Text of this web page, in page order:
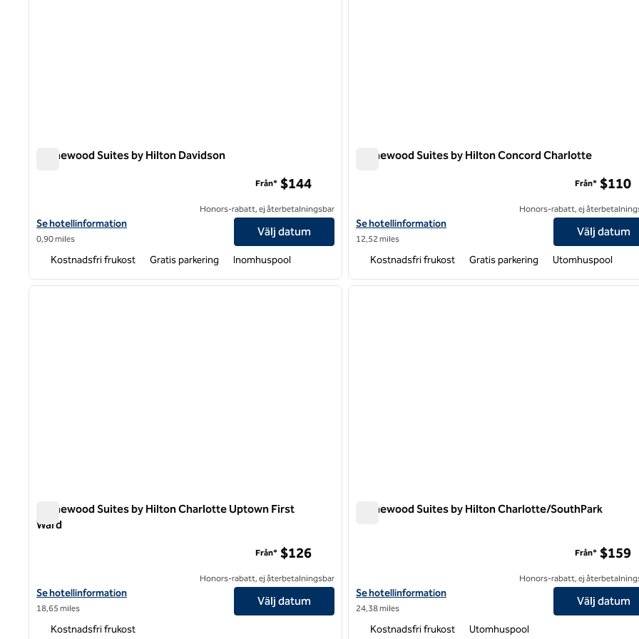
Homewood Suites by Hilton Davidson
Visa hotelluppgifter för Homewood Suites by Hilton Davidson
Se hotellinformation
0,90 miles
Från* $144
Honors-rabatt, ej återbetalningsbar
Välj datum
Kostnadsfri frukost Gratis parkering Inomhuspool
Homewood Suites by Hilton Concord Charlotte
Visa hotelluppgifter för Homewood Suites by Hilton Concord
Se hotellinformation
12,52 miles
Från* $110
Honors-rabatt, ej
Välj datum
Kostnadsfri frukost Gratis parkering Utomhuspool
1 av 12
nästa bild
Homewood Suites by Hilton Charlotte Uptown First
Ward
Visa hotelluppgifter för Homewood Suites by Hilton Charlotte Uptown First Ward
Se hotellinformation
18,65 miles
Från* $126
Honors-rabatt, ej återbetalningsbar
Välj datum
Kostnadsfri frukost
1 av 12
Homewood Suites by Hilton Charlotte/SouthPark
Visa hotelluppgifter för Homewood Suites by Hilton Charlotte/
Se hotellinformation
24,38 miles
Från* $159
Honors-rabatt, ej
Välj datum
Kostnadsfri frukost Utomhuspool